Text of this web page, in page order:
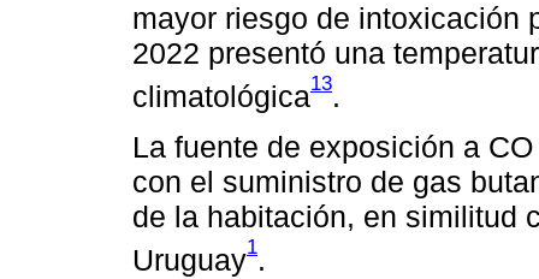
mayor riesgo de intoxicación
2022 presentó una
climatológica13.
La fuente de exposición a
con el suministro de gas
de la habitación, en similitud
Uruguay1.